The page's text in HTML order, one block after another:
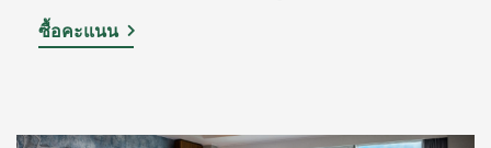
ซื้อคะแนน